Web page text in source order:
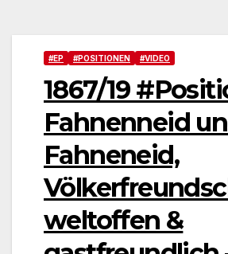
#EP #POSITIONEN #VIDEO
1867/19
Fahnenneid
Fahneneid,
weltoffen &